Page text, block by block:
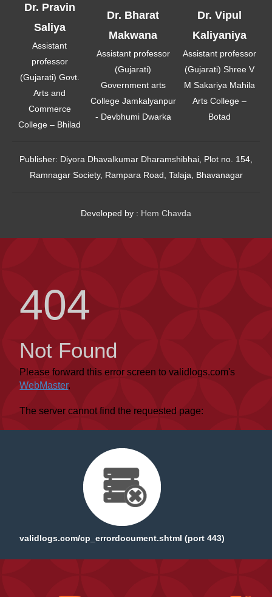
Dr. Pravin
Saliya
Assistant
professor
(Gujarati) Govt.
Arts and
Commerce
College – Bhilad
Dr. Bharat
Makwana
Assistant professor
(Gujarati)
Government arts
College Jamkalyanpur
- Devbhumi Dwarka
Dr. Vipul
Kaliyaniya
Assistant professor
(Gujarati) Shree V
M Sakariya Mahila
Arts College –
Botad
Publisher: Diyora Dhavalkumar Dharamshibhai, Plot no. 154,
Ramnagar Society, Rampara Road, Talaja, Bhavanagar
Developed by : Hem Chavda
404
Not Found
Please forward this error screen to validlogs.com's
WebMaster.
The server cannot find the requested page:
validlogs.com/cp_errordocument.shtml (port 443)